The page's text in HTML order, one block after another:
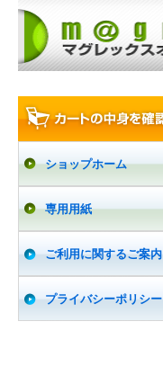
ショップホーム
専用用紙
ご利用に関するご案内
プライバシーポリシー